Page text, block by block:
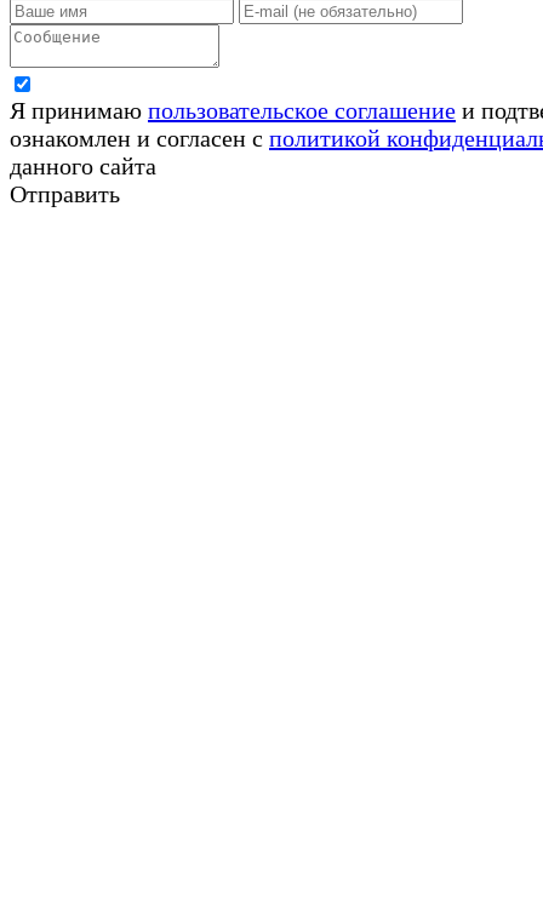
Я принимаю пользовательское соглашение и
ознакомлен и согласен с политикой
данного сайта
Отправить